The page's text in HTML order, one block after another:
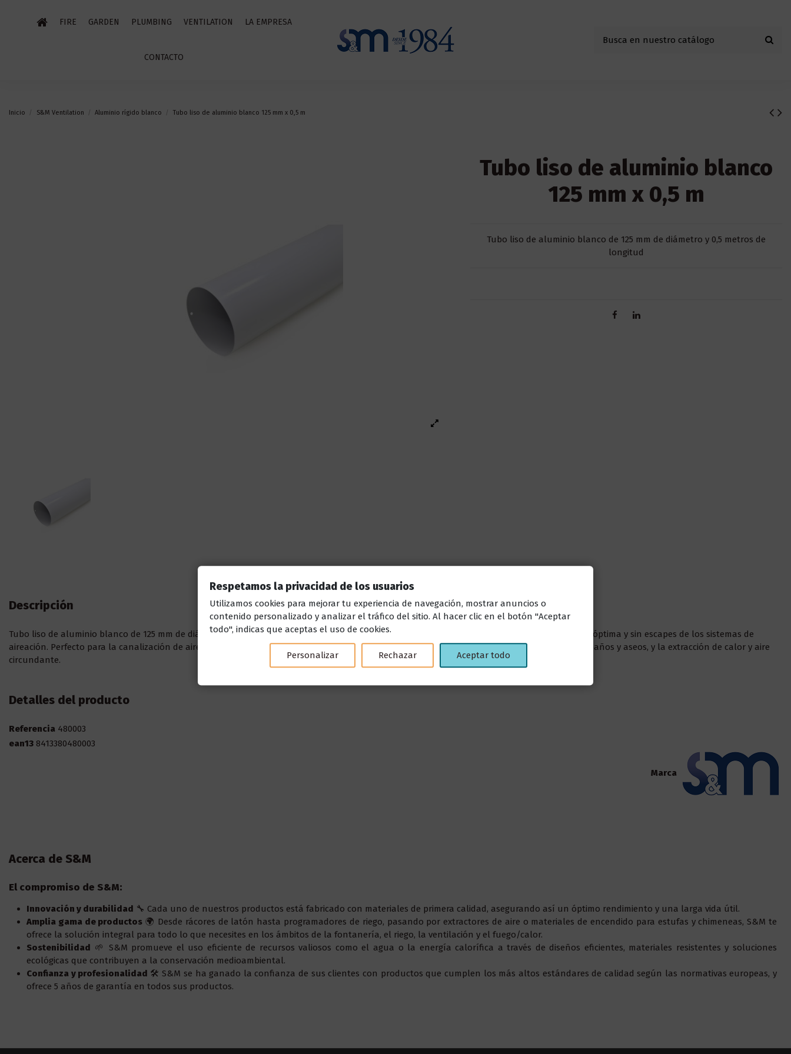
FIRE GARDEN PLUMBING VENTILATION LA EMPRESA
CONTACTO
Inicio S&M Ventilation Aluminio rígido blanco Tubo liso de aluminio blanco 125 mm x 0,5 m
Tubo liso de aluminio blanco
125 mm x 0,5 m
Tubo liso de aluminio blanco de 125 mm de diámetro y 0,5 metros de
longitud
Descripción
Tubo liso de aluminio blanco de 125 mm de diámetro y 0,5 metros de longitud. Fabricado en aluminio de alta calidad, asegura una instalación óptima y sin escapes de los sistemas de
aireación. Perfecto para la canalización de aire caliente, la ventilación de electrodomésticos, la salida de humos de cocinas, la ventilación de baños y aseos, y la extracción de calor y aire
circundante.
Detalles del producto
Marca
Referencia 480003
ean13 8413380480003
Acerca de S&M
El compromiso de S&M:
Innovación y durabilidad 🔧 Cada uno de nuestros productos está fabricado con materiales de primera calidad, asegurando así un óptimo rendimiento y una larga vida útil.
Amplia gama de productos 🌍 Desde rácores de latón hasta programadores de riego, pasando por extractores de aire o materiales de encendido para estufas y chimeneas, S&M te
ofrece la solución integral para todo lo que necesites en los ámbitos de la fontanería, el riego, la ventilación y el fuego/calor.
Sostenibilidad 🌱 S&M promueve el uso eficiente de recursos valiosos como el agua o la energía calorífica a través de diseños eficientes, materiales resistentes y soluciones
ecológicas que contribuyen a la conservación medioambiental.
Confianza y profesionalidad 🛠️ S&M se ha ganado la confianza de sus clientes con productos que cumplen los más altos estándares de calidad según las normativas europeas, y
ofrece 5 años de garantía en todos sus productos.
Respetamos la privacidad de los usuarios
Utilizamos cookies para mejorar tu experiencia de navegación, mostrar anuncios o
contenido personalizado y analizar el tráfico del sitio. Al hacer clic en el botón "Aceptar
todo", indicas que aceptas el uso de cookies.
Personalizar Rechazar Aceptar todo